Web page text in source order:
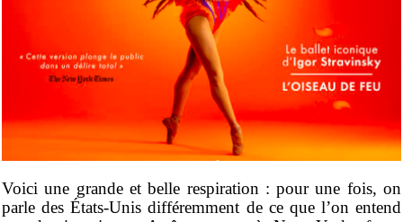
Voici une grande et belle respiration : pour une fois, on
parle des États-Unis différemment de ce que l’on entend